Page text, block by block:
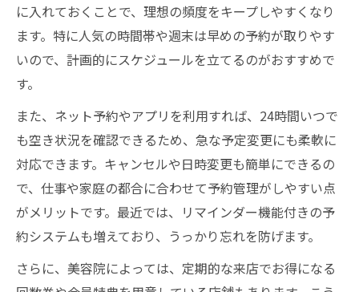
に入れておくことで、理想の頻度をキープしやすくなり
ます。特に人気の時間帯や週末は早めの予約が取りやす
いので、計画的にスケジュールを立てるのがおすすめで
す。
また、ネット予約やアプリを利用すれば、24時間いつで
も空き状況を確認できるため、急な予定変更にも柔軟に
対応できます。キャンセルや日時変更も簡単にできるの
で、仕事や家庭の都合に合わせて予約管理がしやすい点
がメリットです。最近では、リマインダー機能付きの予
約システムも増えており、うっかり忘れを防げます。
さらに、美容院によっては、定期的な来店でお得になる